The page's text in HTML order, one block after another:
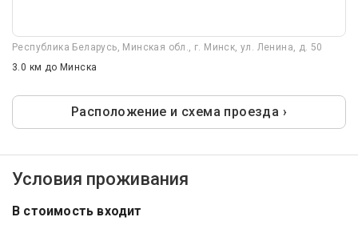
Республика Беларусь, Минская обл., г. Минск, ул. Ленина, д. 50
3.0 км до Минска
Расположение и схема проезда ›
Условия проживания
В стоимость входит